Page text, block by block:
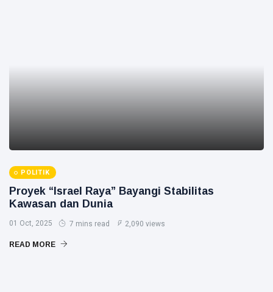
POLITIK
Proyek “Israel Raya” Bayangi Stabilitas
Kawasan dan Dunia
01 Oct, 2025 7 mins read 2,090 views
READ MORE